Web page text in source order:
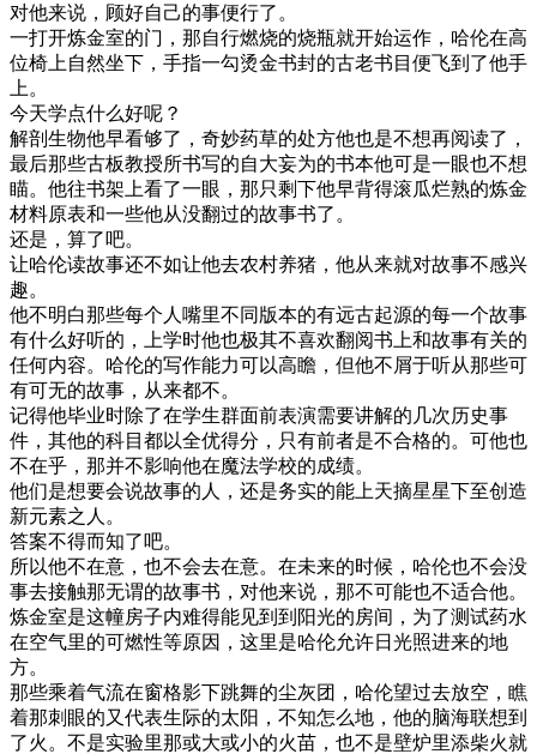
对他来说，顾好自己的事便行了。
一打开炼金室的门，那自行燃烧的烧瓶就开始运作，哈伦在高
位椅上自然坐下，手指一勾烫金书封的古老书目便飞到了他手
上。
今天学点什么好呢？
解剖生物他早看够了，奇妙药草的处方他也是不想再阅读了，
最后那些古板教授所书写的自大妄为的书本他可是一眼也不想
瞄。他往书架上看了一眼，那只剩下他早背得滚瓜烂熟的炼金
材料原表和一些他从没翻过的故事书了。
还是，算了吧。
让哈伦读故事还不如让他去农村养猪，他从来就对故事不感兴
趣。
他不明白那些每个人嘴里不同版本的有远古起源的每一个故事
有什么好听的，上学时他也极其不喜欢翻阅书上和故事有关的
任何内容。哈伦的写作能力可以高瞻，但他不屑于听从那些可
有可无的故事，从来都不。
记得他毕业时除了在学生群面前表演需要讲解的几次历史事
件，其他的科目都以全优得分，只有前者是不合格的。可他也
不在乎，那并不影响他在魔法学校的成绩。
他们是想要会说故事的人，还是务实的能上天摘星星下至创造
新元素之人。
答案不得而知了吧。
所以他不在意，也不会去在意。在未来的时候，哈伦也不会没
事去接触那无谓的故事书，对他来说，那不可能也不适合他。
炼金室是这幢房子内难得能见到到阳光的房间，为了测试药水
在空气里的可燃性等原因，这里是哈伦允许日光照进来的地
方。
那些乘着气流在窗格影下跳舞的尘灰团，哈伦望过去放空，瞧
着那刺眼的又代表生际的太阳，不知怎么地，他的脑海联想到
了火。不是实验里那或大或小的火苗，也不是壁炉里添柴火就